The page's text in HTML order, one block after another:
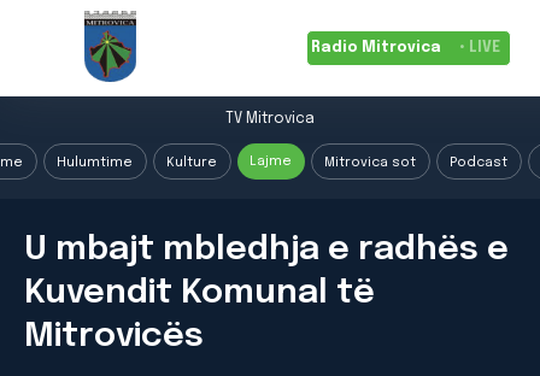
Radio Mitrovica • LIVE
TV Mitrovica
Hulumtime Kulture Lajme Mitrovica sot Podcast
U mbajt mbledhja e radhës e
Kuvendit Komunal të
Mitrovicës